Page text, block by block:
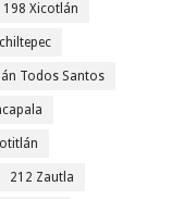
198 Xicotlán
Todos Santos
212 Zautla